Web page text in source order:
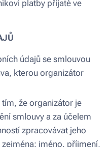
platby přijaté ve
údajů se smlouvou
kterou organizátor
že organizátor je
smlouvy a za účelem
zpracovávat jeho
jméno, příjmení,